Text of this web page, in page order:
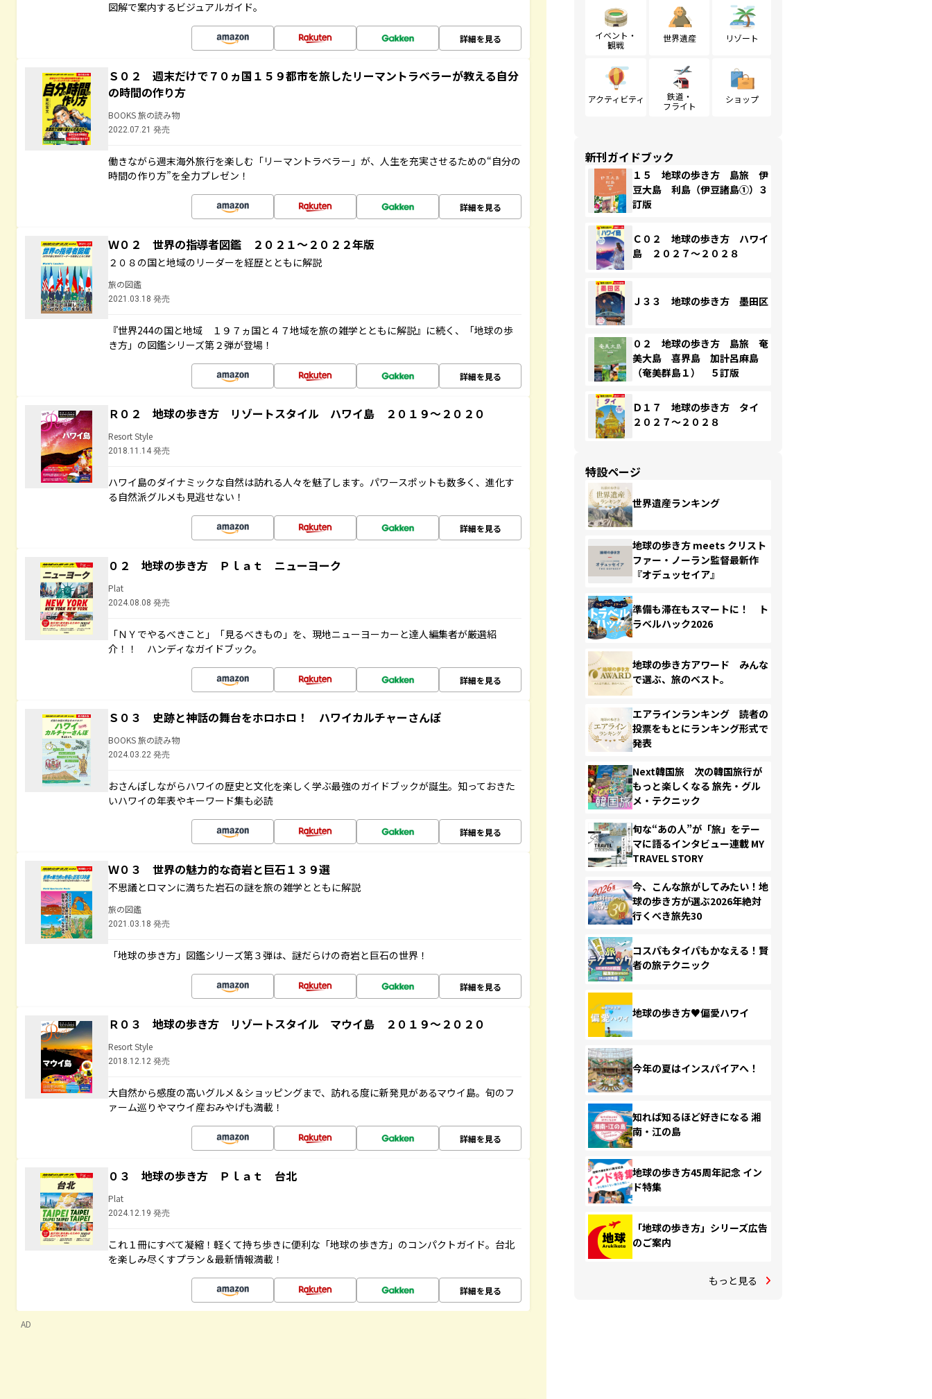
図解で案内するビジュアルガイド。
詳細を見る
Ｓ０２ 週末だけで７０ヵ国１５９都市を旅したリーマントラベラーが教える自分
の時間の作り方
BOOKS 旅の読み物
2022.07.21 発売
働きながら週末海外旅行を楽しむ「リーマントラベラー」が、人生を充実させるための“自分の
時間の作り方”を全力プレゼン！
詳細を見る
Ｗ０２ 世界の指導者図鑑 ２０２１～２０２２年版
２０８の国と地域のリーダーを経歴とともに解説
旅の図鑑
2021.03.18 発売
『世界244の国と地域 １９７ヵ国と４７地域を旅の雑学とともに解説』に続く、「地球の歩
き方」の図鑑シリーズ第２弾が登場！
詳細を見る
Ｒ０２ 地球の歩き方 リゾートスタイル ハワイ島 ２０１９～２０２０
Resort Style
2018.11.14 発売
ハワイ島のダイナミックな自然は訪れる人々を魅了します。パワースポットも数多く、進化す
る自然派グルメも見逃せない！
詳細を見る
０２ 地球の歩き方 Ｐｌａｔ ニューヨーク
Plat
2024.08.08 発売
「ＮＹでやるべきこと」「見るべきもの」を、現地ニューヨーカーと達人編集者が厳選紹
介！！ ハンディなガイドブック。
詳細を見る
Ｓ０３ 史跡と神話の舞台をホロホロ！ ハワイカルチャーさんぽ
BOOKS 旅の読み物
2024.03.22 発売
おさんぽしながらハワイの歴史と文化を楽しく学ぶ最強のガイドブックが誕生。知っておきた
いハワイの年表やキーワード集も必読
詳細を見る
Ｗ０３ 世界の魅力的な奇岩と巨石１３９選
不思議とロマンに満ちた岩石の謎を旅の雑学とともに解説
旅の図鑑
2021.03.18 発売
「地球の歩き方」図鑑シリーズ第３弾は、謎だらけの奇岩と巨石の世界！
詳細を見る
Ｒ０３ 地球の歩き方 リゾートスタイル マウイ島 ２０１９～２０２０
Resort Style
2018.12.12 発売
大自然から感度の高いグルメ＆ショッピングまで、訪れる度に新発見があるマウイ島。旬のフ
ァーム巡りやマウイ産おみやげも満載！
詳細を見る
０３ 地球の歩き方 Ｐｌａｔ 台北
Plat
2024.12.19 発売
これ１冊にすべて凝縮！軽くて持ち歩きに便利な「地球の歩き方」のコンパクトガイド。台北
を楽しみ尽くすプラン＆最新情報満載！
詳細を見る
AD
イベント・
観戦
世界遺産 リゾート
アクティビティ
鉄道・
フライト
ショップ
新刊ガイドブック
１５ 地球の歩き方 島旅 伊
豆大島 利島（伊豆諸島①）３
訂版
Ｃ０２ 地球の歩き方 ハワイ
島 ２０２７～２０２８
Ｊ３３ 地球の歩き方 墨田区
０２ 地球の歩き方 島旅 奄
美大島 喜界島 加計呂麻島
（奄美群島１） ５訂版
Ｄ１７ 地球の歩き方 タイ
２０２７～２０２８
特設ページ
世界遺産ランキング
地球の歩き方 meets クリスト
ファー・ノーラン監督最新作
『オデュッセイア』
準備も滞在もスマートに！ ト
ラベルハック2026
地球の歩き方アワード みんな
で選ぶ、旅のベスト。
エアラインランキング 読者の
投票をもとにランキング形式で
発表
Next韓国旅 次の韓国旅行が
もっと楽しくなる 旅先・グル
メ・テクニック
旬な“あの人”が「旅」をテー
マに語るインタビュー連載 MY
TRAVEL STORY
今、こんな旅がしてみたい！地
球の歩き方が選ぶ2026年絶対
行くべき旅先30
コスパもタイパもかなえる！賢
者の旅テクニック
地球の歩き方♥偏愛ハワイ
今年の夏はインスパイアへ！
知れば知るほど好きになる 湘
南・江の島
地球の歩き方45周年記念 イン
ド特集
「地球の歩き方」シリーズ広告
のご案内
もっと見る